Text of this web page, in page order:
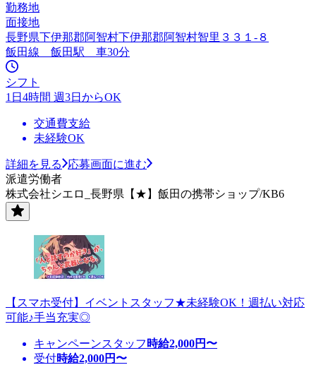
勤務地
面接地
長野県下伊那郡阿智村下伊那郡阿智村智里３３１‐８
飯田線 飯田駅 車30分
シフト
1日4時間 週3日からOK
交通費支給
未経験OK
詳細を見る
応募画面に進む
派遣労働者
株式会社シエロ_長野県【★】飯田の携帯ショップ/KB6
【スマホ受付】イベントスタッフ★未経験OK！週払い対応
可能♪手当充実◎
キャンペーンスタッフ 時給2,000円〜
受付時給2,000円〜